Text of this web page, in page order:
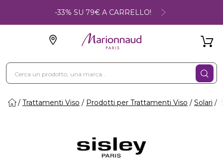
-33% SU 79€ A CARRELLO!
Trattamenti Viso Prodotti per Trattamenti Viso Solari